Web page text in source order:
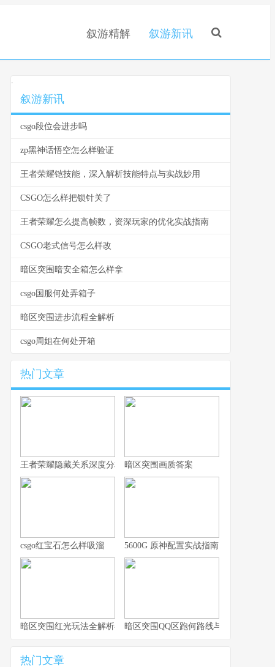
叙游精解 叙游新讯
.
叙游新讯
csgo段位会进步吗
zp黑神话悟空怎么样验证
王者荣耀铠技能，深入解析技能特点与实战妙用
CSGO怎么样把锁针关了
王者荣耀怎么提高帧数，资深玩家的优化实战指南
CSGO老式信号怎么样改
暗区突围暗安全箱怎么样拿
csgo国服何处弄箱子
暗区突围进步流程全解析
csgo周姐在何处开箱
热门文章
王者荣耀隐藏关系深度分析，你的游戏人生不愿被谁知晓
暗区突围画质答案
csgo红宝石怎么样吸溜 5600G 原神配置实战指南
暗区突围红光玩法全解析与实战思路暗区突围QQ区跑何路线与思路解析
热门文章